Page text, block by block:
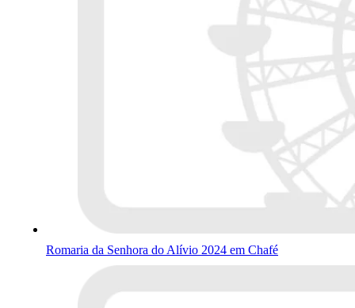
Romaria da Senhora do Alívio 2024 em Chafé